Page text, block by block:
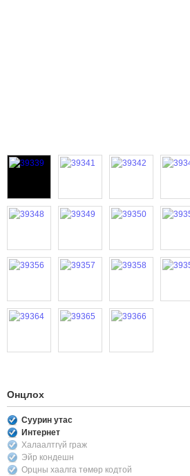
Онцлох
Суурин утас
Интернет
Халаалтгүй граж
Эйр кондешн
Орцны хаалга төмөр кодтой